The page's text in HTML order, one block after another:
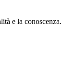
e la conoscenza.